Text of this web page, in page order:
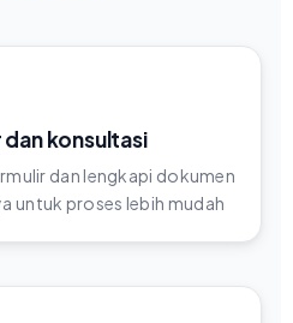
konsultasi
dan lengkapi dokumen
untuk proses lebih mudah